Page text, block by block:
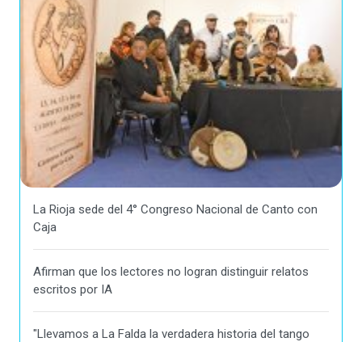
La Rioja sede del 4° Congreso Nacional de Canto con
Caja
Afirman que los lectores no logran distinguir relatos
escritos por IA
"Llevamos a La Falda la verdadera historia del tango